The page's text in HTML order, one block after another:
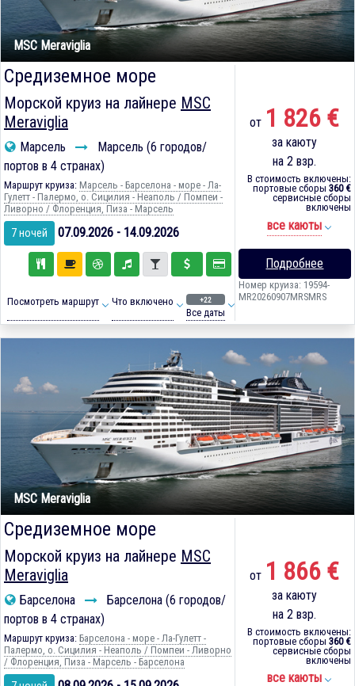
MSC Meraviglia
Средиземное море
Морской круиз на лайнере MSC
Meraviglia
Марсель
Марсель (6 городов/
портов в 4 странах)
Маршрут круиза: Марсель - Барселона - море - Ла-
Гулетт - Палермо, о. Сицилия - Неаполь / Помпеи -
Ливорно / Флоренция, Пиза - Марсель
7 ночей 07.09.2026 - 14.09.2026
Посмотреть маршрут Что включено +22
Все даты
от 1 826 €
за каюту
на 2 взр.
В стоимость включены:
портовые сборы 360 €
сервисные сборы
включены
все каюты
Подробнее
Номер круиза: 19594-
MR20260907MRSMRS
MSC Meraviglia
Средиземное море
Морской круиз на лайнере MSC
Meraviglia
Барселона
Барселона (6 городов/
портов в 4 странах)
Маршрут круиза: Барселона - море - Ла-Гулетт -
Палермо, о. Сицилия - Неаполь / Помпеи - Ливорно
/ Флоренция, Пиза - Марсель - Барселона
от 1 866 €
за каюту
на 2 взр.
В стоимость включены:
портовые сборы 360 €
сервисные сборы
включены
все каюты